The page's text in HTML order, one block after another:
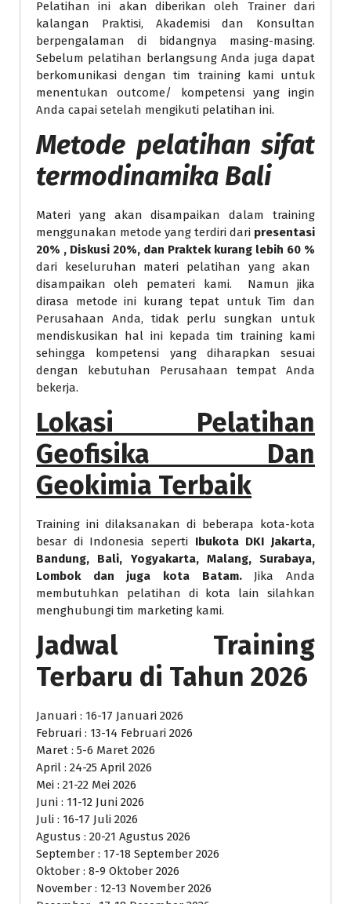
Pelatihan ini akan diberikan oleh Trainer dari
kalangan Praktisi, Akademisi dan Konsultan
berpengalaman di bidangnya masing-masing.
Sebelum pelatihan berlangsung Anda juga dapat
berkomunikasi dengan tim training kami untuk
menentukan outcome/ kompetensi yang ingin
Anda capai setelah mengikuti pelatihan ini.
Metode pelatihan sifat
termodinamika Bali
Materi yang akan disampaikan dalam training
menggunakan metode yang terdiri dari presentasi
20% , Diskusi 20%, dan Praktek kurang lebih 60 %
dari keseluruhan materi pelatihan yang akan
disampaikan oleh pemateri kami. Namun jika
dirasa metode ini kurang tepat untuk Tim dan
Perusahaan Anda, tidak perlu sungkan untuk
mendiskusikan hal ini kepada tim training kami
sehingga kompetensi yang diharapkan sesuai
dengan kebutuhan Perusahaan tempat Anda
bekerja.
Lokasi Pelatihan
Geofisika Dan
Geokimia Terbaik
Training ini dilaksanakan di beberapa kota-kota
besar di Indonesia seperti Ibukota DKI Jakarta,
Bandung, Bali, Yogyakarta, Malang, Surabaya,
Lombok dan juga kota Batam.Jika Anda
membutuhkan pelatihan di kota lain silahkan
menghubungi tim marketing kami.
Jadwal Training
Terbaru di Tahun 2026
Januari : 16-17 Januari 2026
Februari : 13-14 Februari 2026
Maret : 5-6 Maret 2026
April : 24-25 April 2026
Mei : 21-22 Mei 2026
Juni : 11-12 Juni 2026
Juli : 16-17 Juli 2026
Agustus : 20-21 Agustus 2026
September : 17-18 September 2026
Oktober : 8-9 Oktober 2026
November : 12-13 November 2026